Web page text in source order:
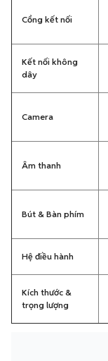
Cổng kết nối
Kết nối không
dây
Camera
Âm thanh
Bút & Bàn phím
Hệ điều hành
Kích thước &
trọng lượng